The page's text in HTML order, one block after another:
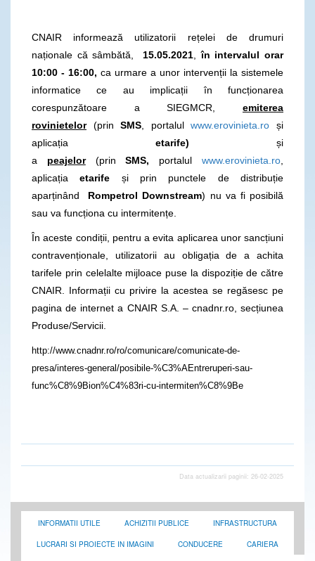
CNAIR informează utilizatorii rețelei de drumuri
naționale că sâmbătă, 15.05.2021
în intervalul orar
10:00 - 16:00, ca urmare a unor intervenții la sistemele
informatice ce au implicații în funcționarea
corespunzătoare a SIEGMCR, emiterea
rovinietelor(prinSMS , portalulwww.erovinieta.ro și
aplicația etarife) și
a peajelor(prinSMS, portalulwww.erovinieta.ro
aplicațiaetarife și prin punctele de distribuție
aparținând Rompetrol Downstream) nu va fi posibilă
sau va funcționa cu intermitențe.
În aceste condiții, pentru a evita aplicarea unor sancțiuni
contravenționale, utilizatorii au obligația de a achita
tarifele prin celelalte mijloace puse la dispoziție de către
CNAIR. Informații cu privire la acestea se regăsesc pe
pagina de internet a CNAIR S.A. – cnadnr.ro, secțiunea
Produse/Servicii.
http://www.cnadnr.ro/ro/comunicare/comunicate-de-
presa/interes-general/posibile-%C3%AEntreruperi-sau-
func%C8%9Bion%C4%83ri-cu-intermiten%C8%9Be
Data actualizarii paginii: 26-02-2025
INFORMATII UTILE ACHIZITII PUBLICE INFRASTRUCTURA
LUCRARI SI PROIECTE IN IMAGINI CONDUCERE CARIERA